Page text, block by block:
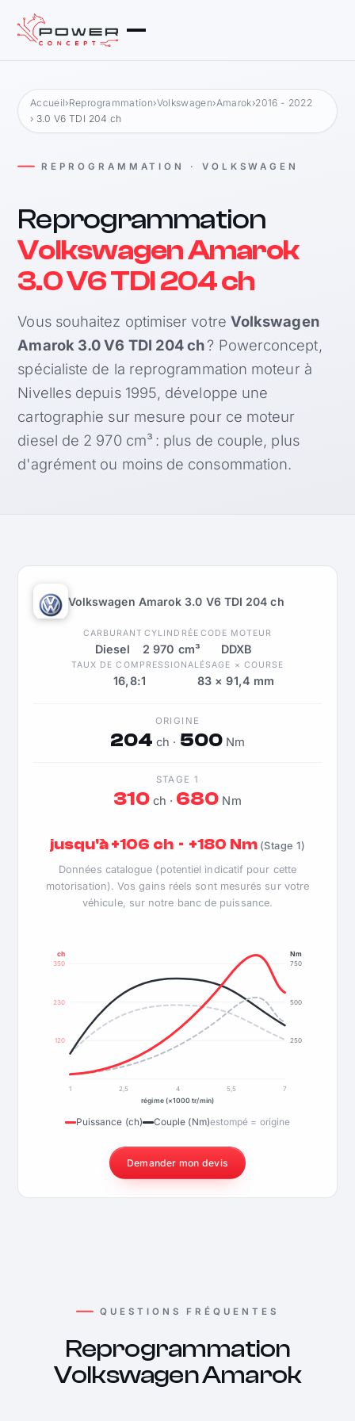
Accueil›Reprogrammation›Volkswagen›Amarok›2016 - 2022
› 3.0 V6 TDI 204 ch
REPROGRAMMATION · VOLKSWAGEN
Reprogrammation
Volkswagen Amarok
3.0 V6 TDI 204 ch
Vous souhaitez optimiser votre Volkswagen
Amarok 3.0 V6 TDI 204 ch? Powerconcept,
spécialiste de la reprogrammation moteur à
Nivelles depuis 1995, développe une
cartographie sur mesure pour ce moteur
diesel de 2 970 cm³ : plus de couple, plus
d'agrément ou moins de consommation.
Volkswagen Amarok 3.0 V6 TDI 204 ch
CARBURANT
Diesel
CYLINDRÉE
2 970 cm³
CODE MOTEUR
DDXB
TAUX DE COMPRESSION
16,8:1
ALÉSAGE × COURSE
83 × 91,4 mm
ORIGINE
204 ch · 500Nm
STAGE 1
310ch · 680 Nm
jusqu'à +106 ch · +180 Nm (Stage 1)
Données catalogue (potentiel indicatif pour cette
motorisation). Vos gains réels sont mesurés sur votre
véhicule, sur notre banc de puissance.
120
230
350
250
500
750
ch Nm
1 2,5 4 5,5
7
régime (×1000 tr/min)
Puissance (ch) Couple (Nm)estompé = origine
Demander mon devis
QUESTIONS FRÉQUENTES
Reprogrammation
Volkswagen Amarok